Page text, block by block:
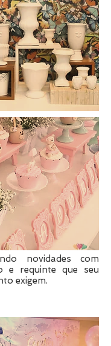
novidades com
e requinte que seu
exigem.